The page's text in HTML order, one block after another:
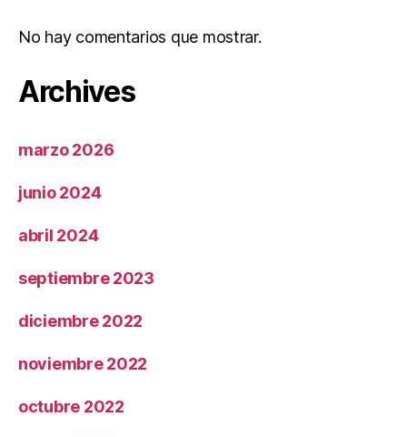
No hay comentarios que mostrar.
Archives
marzo 2026
junio 2024
abril 2024
septiembre 2023
diciembre 2022
noviembre 2022
octubre 2022